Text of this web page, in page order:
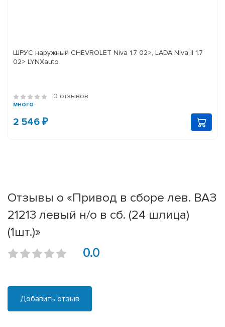
ШРУС наружный CHEVROLET Niva 1.7 02>, LADA Niva II 1.7
02> LYNXauto
0 отзывов
много
2 546 ₽
Отзывы о «Привод в сборе лев. ВАЗ
21213 левый н/о в сб. (24 шлица)
(1шт.)»
0.0
Добавить отзыв